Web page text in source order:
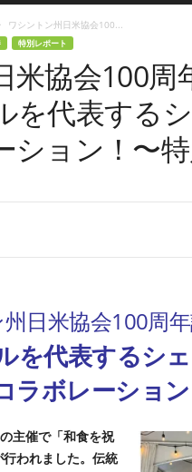
ワシントン州日米協会100...
特別レポート
米協会100周
を代表する
ション！〜
日米協会100周
を代表するシ
ラボレーション
主催で「和食を祝
われました。伝統